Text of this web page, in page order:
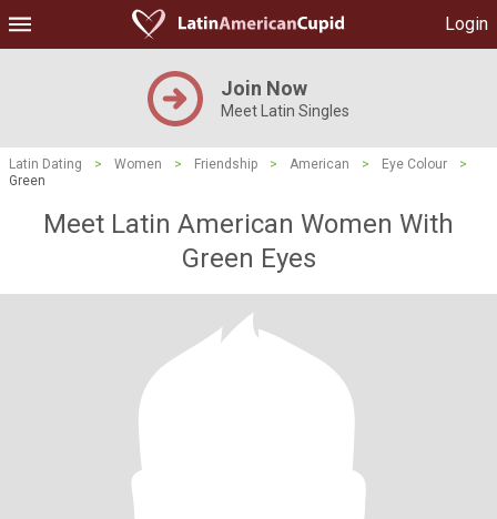
Login
Join Now
Meet Latin Singles
Latin Dating > Women > Friendship > American > Eye Colour
>
Green
Meet Latin American Women With
Green Eyes